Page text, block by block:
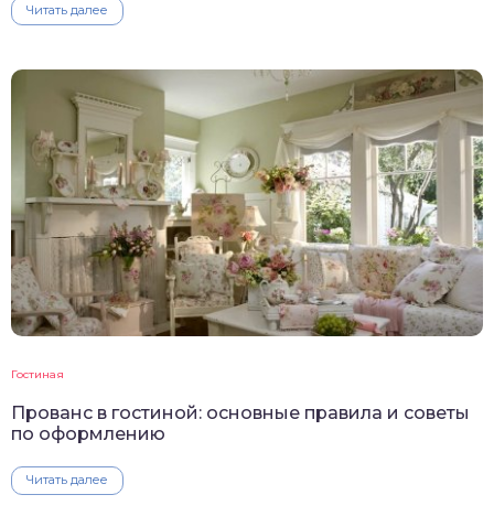
Читать далее
Гостиная
Прованс в гостиной: основные правила и советы
по оформлению
Читать далее